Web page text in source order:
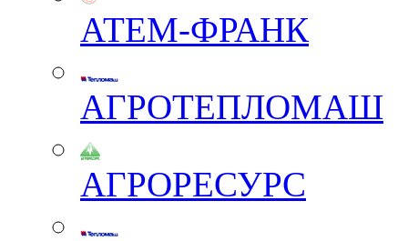
АТЕМ-ФРАНК
АГРОТЕПЛОМАШ
АГРОРЕСУРС